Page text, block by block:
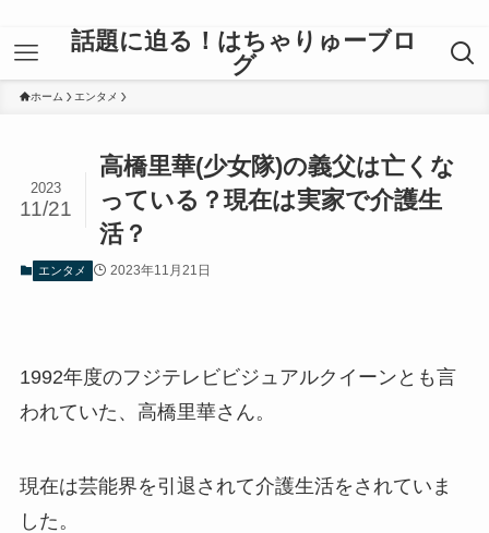
話題に迫る！はちゃりゅーブロ
グ
ホーム エンタメ
高橋里華(少女隊)の義父は亡くな
っている？現在は実家で介護生
活？
2023
11/21
エンタメ 2023年11月21日
1992年度のフジテレビビジュアルクイーンとも言
われていた、高橋里華さん。
現在は芸能界を引退されて介護生活をされていま
した。